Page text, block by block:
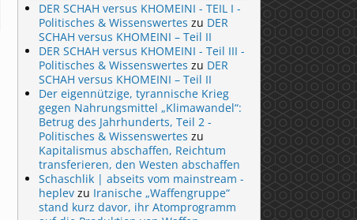
DER SCHAH versus KHOMEINI - TEIL I -
Politisches & Wissenswertes zu DER
SCHAH versus KHOMEINI – Teil II
DER SCHAH versus KHOMEINI - Teil III -
Politisches & Wissenswertes zu DER
SCHAH versus KHOMEINI – Teil II
Der eigennützige, tyrannische Krieg
gegen Nahrungsmittel „Klimawandel“:
Betrug des Jahrhunderts, Teil 2 -
Politisches & Wissenswertes zu
Kapitalismus abschaffen, Reichtum
transferieren, den Westen abschaffen
Schaschlik | abseits vom mainstream -
heplev zu Iranische „Waffengruppe“
stand kurz davor, ihr Atomprogramm